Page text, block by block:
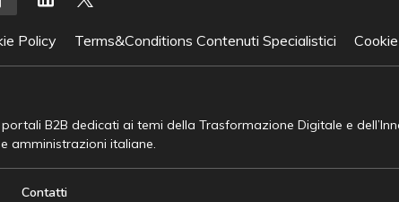
Policy Terms&Conditions Contenuti Specialistici
B2B dedicati ai temi della Trasformazione Digitale e
amministrazioni italiane.
Contatti